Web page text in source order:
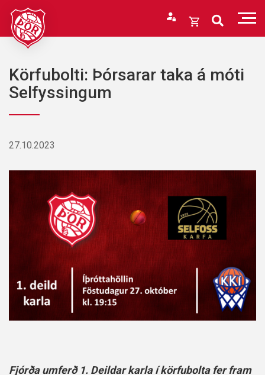
Fara
efni
Opna
Karfan þín
Loka
Karfan er tóm.
Körfubolti: Þórsarar taka á móti
Selfyssingum
27.10.2023
Fjórða umferð 1. Deildar karla í körfubolta fer fram